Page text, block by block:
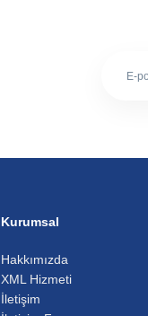
Kurumsal
Hakkımızda
XML Hizmeti
İletişim